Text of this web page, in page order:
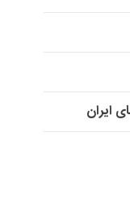
ایران